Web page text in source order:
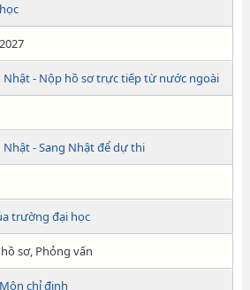
- Nộp hồ sơ trực tiếp từ nước ngoài
- Sang Nhật để dự thi
trường đại học
sơ, Phỏng vấn
chỉ định